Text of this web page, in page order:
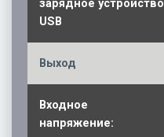
зарядное устройство
USB
Выход
Входное
напряжение: